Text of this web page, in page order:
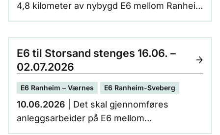
4,8 kilometer av nybygd E6 mellom Ranheim
og Sveberg, sier prosjektleder Frode
vi nå på et skille i prosjektet, der mer og
mer av den nye veien blir tatt i bruk.
E6 til Storsand stenges 16.06. –
02.07.2026
E6 Ranheim – Værnes E6 Ranheim-Sveberg
10.06.2026 | Det skal gjennomføres
anleggsarbeider på E6 mellom
Reitankrysset og FV 950 Storsand. Vegen